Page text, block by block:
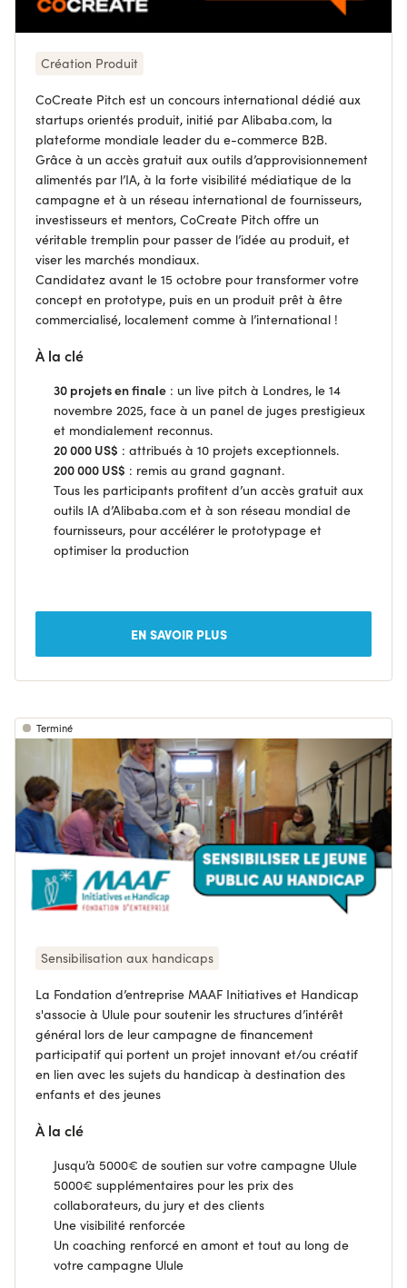
Création Produit
CoCreate Pitch est un concours international dédié aux
startups orientés produit, initié par Alibaba.com, la
plateforme mondiale leader du e-commerce B2B.
Grâce à un accès gratuit aux outils d’approvisionnement
alimentés par l’IA, à la forte visibilité médiatique de la
campagne et à un réseau international de fournisseurs,
investisseurs et mentors, CoCreate Pitch offre un
véritable tremplin pour passer de l’idée au produit, et
viser les marchés mondiaux.
Candidatez avant le 15 octobre pour transformer votre
concept en prototype, puis en un produit prêt à être
commercialisé, localement comme à l’international !
À la clé
30 projets en finale : un live pitch à Londres, le 14
novembre 2025, face à un panel de juges prestigieux
et mondialement reconnus.
20 000 US$ : attribués à 10 projets exceptionnels.
200 000 US$ : remis au grand gagnant.
Tous les participants profitent d’un accès gratuit aux
outils IA d’Alibaba.com et à son réseau mondial de
fournisseurs, pour accélérer le prototypage et
optimiser la production
EN SAVOIR PLUS
Terminé
Sensibilisation aux handicaps
La Fondation d’entreprise MAAF Initiatives et Handicap
s'associe à Ulule pour soutenir les structures d’intérêt
général lors de leur campagne de financement
participatif qui portent un projet innovant et/ou créatif
en lien avec les sujets du handicap à destination des
enfants et des jeunes
À la clé
Jusqu’à 5000€ de soutien sur votre campagne Ulule
5000€ supplémentaires pour les prix des
collaborateurs, du jury et des clients
Une visibilité renforcée
Un coaching renforcé en amont et tout au long de
votre campagne Ulule